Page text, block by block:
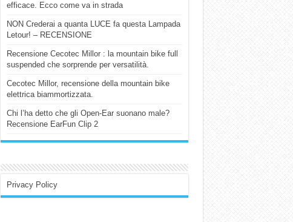
efficace. Ecco come va in strada
NON Crederai a quanta LUCE fa questa Lampada
Letour! – RECENSIONE
Recensione Cecotec Millor : la mountain bike full
suspended che sorprende per versatilità.
Cecotec Millor, recensione della mountain bike
elettrica biammortizzata.
Chi l’ha detto che gli Open-Ear suonano male?
Recensione EarFun Clip 2
Privacy Policy